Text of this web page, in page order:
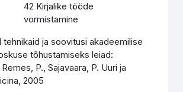
42 Kirjalike tööde
vormistamine
tehnikaid ja soovitusi akadeemilise
tõhustamiseks leiad:
P., Sajavaara, P. Uuri ja
2005